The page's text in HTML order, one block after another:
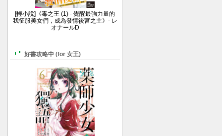
[輕小說]《毒之王 (1) - 覺醒最強力量的
我征服美女們，成為發情後宮之主》- レ
オナールD
好書攻略中 (for 女王)